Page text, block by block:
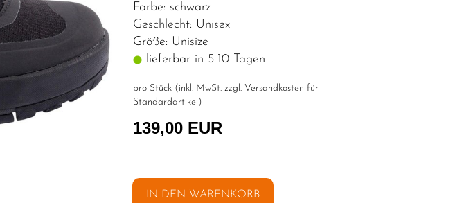
Farbe: schwarz
Geschlecht: Unisex
Größe: Unisize
lieferbar in 5-10 Tagen
pro Stück (inkl. MwSt. zzgl. Versandkosten für
Standardartikel )
139,00 EUR
IN DEN WARENKORB